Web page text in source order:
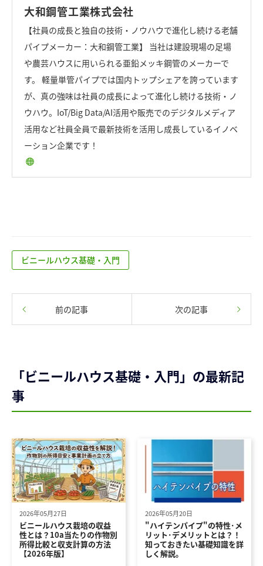
大和鋼管工業株式会社
【社員の成長と独自の技術・ノウハウで進化し続ける老舗
パイプメーカー：大和鋼管工業】 当社は建設現場の足場
や農芸ハウスに用いられる亜鉛メッキ鋼管のメーカーで
す。 軽量単管パイプでは国内トップシェアを誇っています
が、真の強味は社員の成長によって進化し続ける技術・ノ
ウハウ。IoT/Big Data/AI活用や販売でのデジタルメディア
活用など社員全員で最新技術を活用し成長しているイノベ
ーション企業です！
ビニールハウス基礎・入門
前の記事 次の記事
「ビニールハウス基礎・入門」の最新記
事
2026年05月27日
ビニールハウス栽培の収益
性とは？10a当たりの作物別
所得比較と収支計算の方法
【2026年版】
2026年05月20日
"ハイテンパイプ"の特性･メ
リット･デメリットとは？！
知っておきたい基礎知識を詳
しく解説。